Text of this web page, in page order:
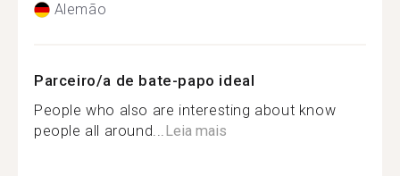
Alemão
Parceiro/a de bate-papo ideal
People who also are interesting about know
people all around...Leia mais